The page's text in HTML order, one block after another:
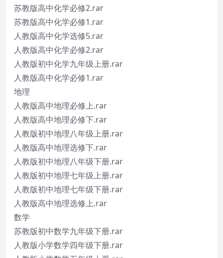
苏教版高中化学必修2.rar
苏教版高中化学必修1.rar
人教版高中化学选修5.rar
人教版高中化学必修2.rar
人教版初中化学九年级上册.rar
人教版高中化学必修1.rar
地理
人教版高中地理必修上.rar
人教版高中地理必修下.rar
人教版初中地理八年级上册.rar
人教版高中地理选修下.rar
人教版初中地理八年级下册.rar
人教版初中地理七年级上册.rar
人教版初中地理七年级下册.rar
人教版高中地理选修上.rar
数学
苏教版初中数学九年级下册.rar
人教版小学数学四年级下册.rar